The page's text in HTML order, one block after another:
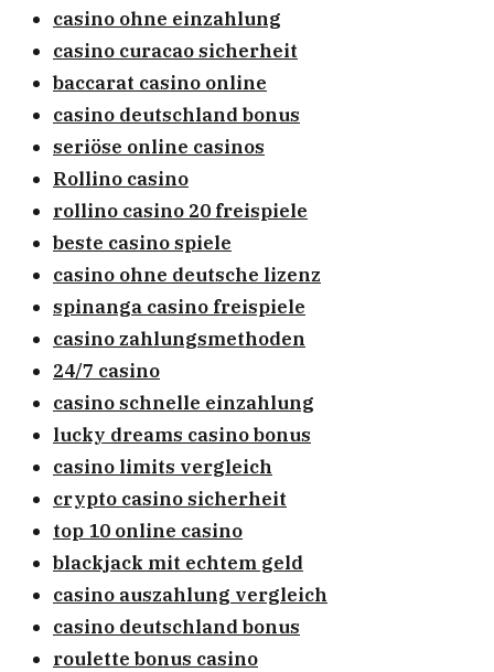
casino ohne einzahlung
casino curacao sicherheit
baccarat casino online
casino deutschland bonus
seriöse online casinos
Rollino casino
rollino casino 20 freispiele
beste casino spiele
casino ohne deutsche lizenz
spinanga casino freispiele
casino zahlungsmethoden
24/7 casino
casino schnelle einzahlung
lucky dreams casino bonus
casino limits vergleich
crypto casino sicherheit
top 10 online casino
blackjack mit echtem geld
casino auszahlung vergleich
casino deutschland bonus
roulette bonus casino